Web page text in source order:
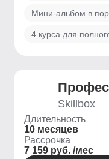
Мини-альбом в
4 курса для
Skillbox
Длительность
10 месяцев
Рассрочка
7 159 руб. /мес